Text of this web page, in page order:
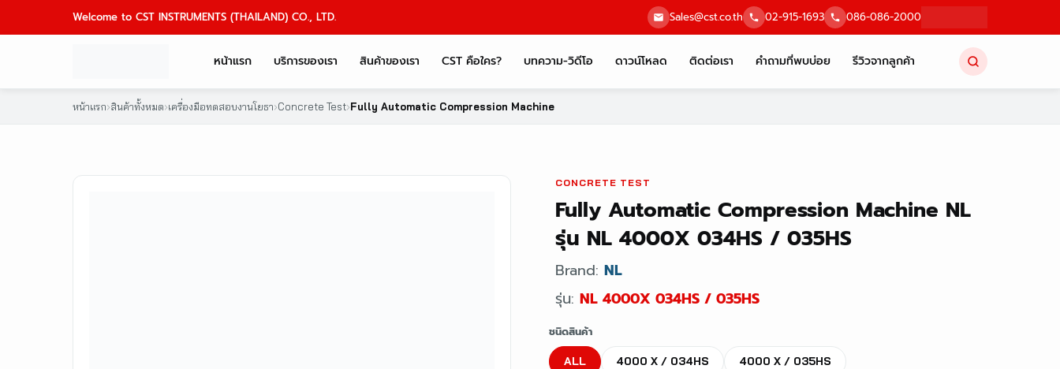
Welcome to CST INSTRUMENTS (THAILAND) CO., LTD. Sales@cst.co.th 02-915-1693 086-086-2000
หน้าแรก บริการของเรา สินค้าของเรา CST คือใคร? บทความ-วิดีโอ ดาวน์โหลด ติดต่อเรา คำถามที่พบบ่อย รีวิวจากลูกค้า
หน้าแรก›สินค้าทั้งหมด›เครื่องมือทดสอบงานโยธา›Concrete Test›Fully Automatic Compression Machine
CONCRETE TEST
Fully Automatic Compression Machine NL
รุ่น NL 4000X 034HS / 035HS
Brand: NL
รุ่น: NL 4000X 034HS / 035HS
ชนิดสินค้า
ALL 4000 X / 034HS 4000 X / 035HS